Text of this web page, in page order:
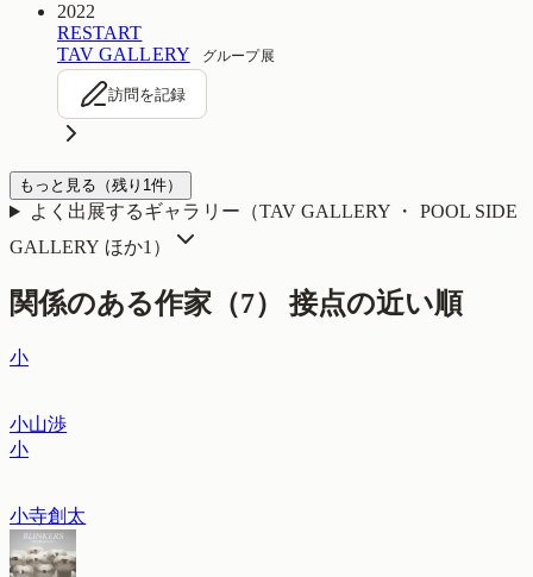
2022
RESTART
TAV GALLERY
グループ展
訪問を記録
もっと見る （残り 1件）
よく出展するギャラリー（TAV GALLERY ・ POOL SIDE
GALLERY ほか1 ）
関係のある作家（7） 接点の近い順
小
小山渉
小
小寺創太